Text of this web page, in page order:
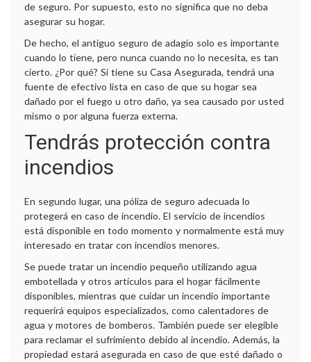
de seguro. Por supuesto, esto no significa que no deba
asegurar su hogar.
De hecho, el antiguo seguro de adagio solo es importante
cuando lo tiene, pero nunca cuando no lo necesita, es tan
cierto. ¿Por qué? Si tiene su Casa Asegurada, tendrá una
fuente de efectivo lista en caso de que su hogar sea
dañado por el fuego u otro daño, ya sea causado por usted
mismo o por alguna fuerza externa.
Tendrás protección contra
incendios
En segundo lugar, una póliza de seguro adecuada lo
protegerá en caso de incendio. El servicio de incendios
está disponible en todo momento y normalmente está muy
interesado en tratar con incendios menores.
Se puede tratar un incendio pequeño utilizando agua
embotellada y otros artículos para el hogar fácilmente
disponibles, mientras que cuidar un incendio importante
requerirá equipos especializados, como calentadores de
agua y motores de bomberos. También puede ser elegible
para reclamar el sufrimiento debido al incendio. Además, la
propiedad estará asegurada en caso de que esté dañado o